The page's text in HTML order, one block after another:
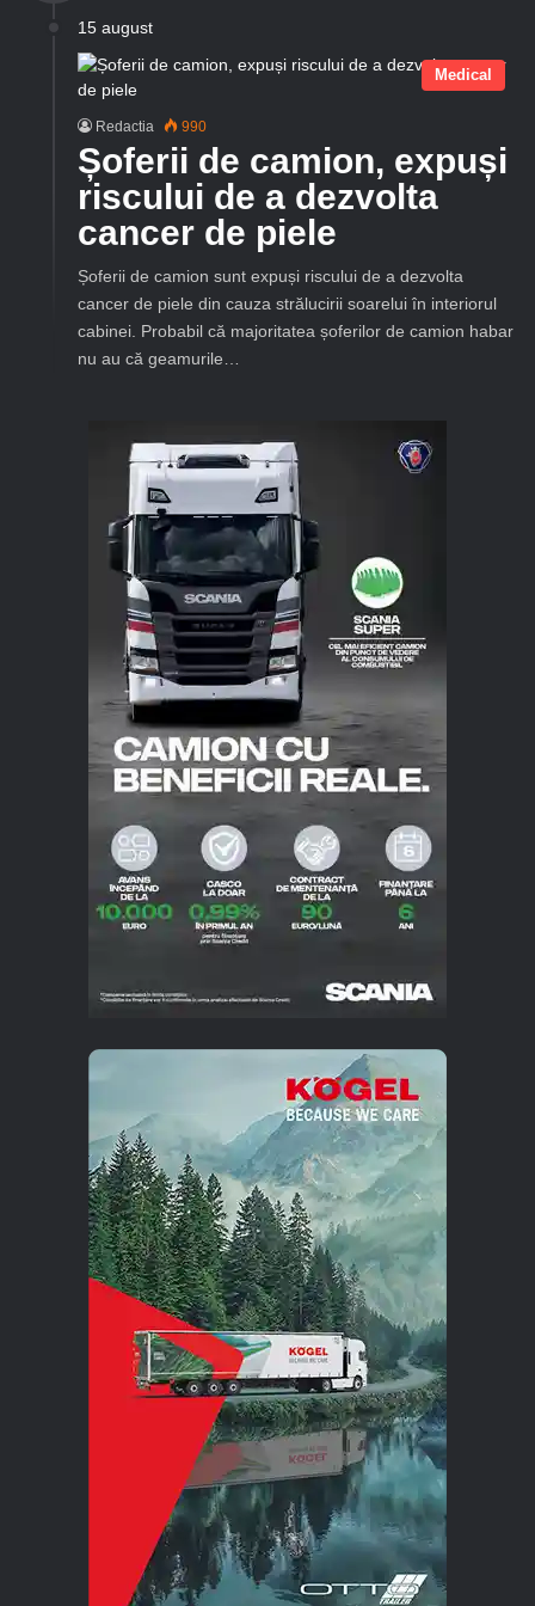
15 august
Medical
Redactia 990
Șoferii de camion, expuși
riscului de a dezvolta
cancer de piele
Șoferii de camion sunt expuși riscului de a dezvolta
cancer de piele din cauza strălucirii soarelui în interiorul
cabinei. Probabil că majoritatea șoferilor de camion habar
nu au că geamurile…